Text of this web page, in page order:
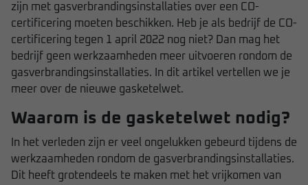
zijn met gasverbrandingsinstallaties over een CO-
certificering moeten beschikken. Heb je als bedrijf de CO-
certificering tegen 1 april 2022 nog niet? Dan mag het
bedrijf geen werkzaamheden meer uitvoeren rondom de
gasverbrandingsinstallaties. In dit artikel vertellen we je
meer over de nieuwe gasketelwet.
Waarom is de gasketelwet nodig?
In het verleden zijn er veel ongelukken gebeurd tijdens de
werkzaamheden rondom de gasverbrandingsinstallaties.
Dit heeft grotendeels te maken met het vrijkomen van